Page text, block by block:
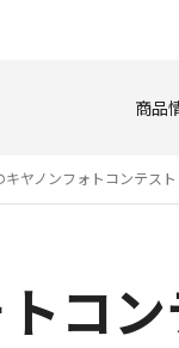
商品
キヤノンフォトコンテスト
コ